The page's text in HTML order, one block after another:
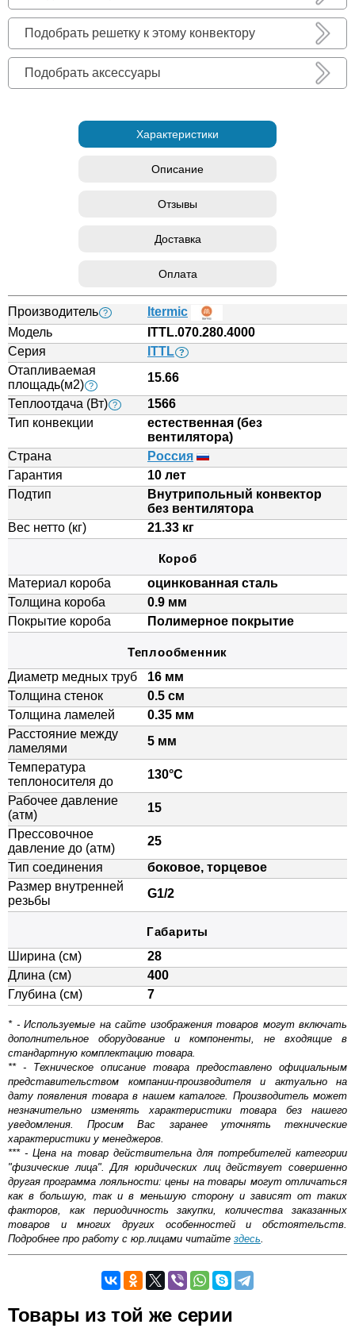
Подобрать решетку к этому конвектору
Подобрать аксессуары
Характеристики
Описание
Отзывы
Доставка
Оплата
Производитель ?
Itermic
Модель
ITTL.070.280.4000
Серия
ITTL ?
Отапливаемая
площадь(м2) ?
15.66
Теплоотдача (Вт) ?
1566
Тип конвекции
естественная (без
вентилятора)
Страна
Россия
Гарантия
10 лет
Подтип
Внутрипольный конвектор
без вентилятора
Вес нетто (кг)
21.33 кг
Короб
Материал короба
оцинкованная сталь
Толщина короба
0.9 мм
Покрытие короба
Полимерное покрытие
Теплообменник
Диаметр медных труб
16 мм
Толщина стенок
0.5 см
Толщина ламелей
0.35 мм
Расстояние между
ламелями
5 мм
Температура
теплоносителя до
130°C
Рабочее давление
(атм)
15
Прессовочное
давление до (атм)
25
Тип соединения
боковое, торцевое
Размер внутренней
резьбы
G1/2
Габариты
Ширина (см)
28
Длина (см)
400
Глубина (см)
7
* - Используемые на сайте изображения товаров могут включать
дополнительное оборудование и компоненты, не входящие в
стандартную комплектацию товара.
** - Техническое описание товара предоставлено официальным
представительством компании-производителя и актуально на
дату появления товара в нашем каталоге. Производитель может
незначительно изменять характеристики товара без нашего
уведомления. Просим Вас заранее уточнять технические
характеристики у менеджеров.
*** - Цена на товар действительна для потребителей категории
"физические лица". Для юридических лиц действует совершенно
другая программа лояльности: цены на товары могут отличаться
как в большую, так и в меньшую сторону и зависят от таких
факторов, как периодичность закупки, количества заказанных
товаров и многих других особенностей и обстоятельств.
Подробнее про работу с юр.лицами читайте здесь.
Оставьте отзыв
Товары из той же серии